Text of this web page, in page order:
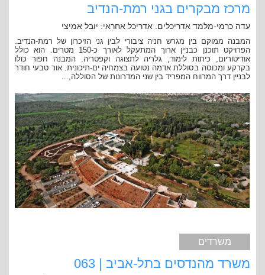
מרכז מבקרים בגני רמת-הנדיב
עדה כרמי-מלמד אדריכלים. אדריכל אחראי: יובל אמיצי
המבנה ממוקם בין מגרש חניה ציבורי לבין גני הזיכרון של רמת-הנדיב.
הפרויקט תוכנן כבניין ארוך המתעקל לאורך כ-150 מטרים. הוא כולל
אודיטוריום, כיתות לימוד, גלריה לתצוגה וקפטריה. המבנה חפור כולו
בקרקע ומכוסה בסוללת אדמה נטועה בצמחיה ים-תיכונית. אור טבעי חודר
לבניין דרך המרווח המפריד בין שני המדרונות של הסוללה,...
משרדים
משרד מהנדסים בתל-אביב | 063